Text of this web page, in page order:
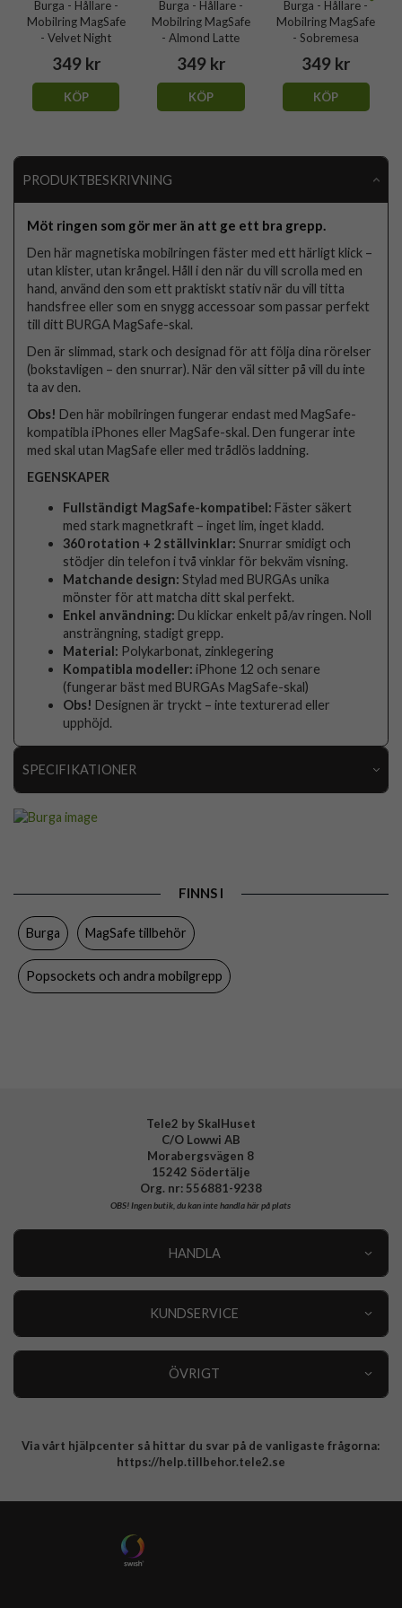
Burga - Hållare -
Mobilring MagSafe
- Velvet Night
349 kr
KÖP
Burga - Hållare -
Mobilring MagSafe
- Almond Latte
349 kr
KÖP
Burga - Hållare -
Mobilring MagSafe
- Sobremesa
349 kr
KÖP
PRODUKTBESKRIVNING
Möt ringen som gör mer än att ge ett bra grepp.
Den här magnetiska mobilringen fäster med ett härligt klick –
utan klister, utan krångel. Håll i den när du vill scrolla med en
hand, använd den som ett praktiskt stativ när du vill titta
handsfree eller som en snygg accessoar som passar perfekt
till ditt BURGA MagSafe-skal.
Den är slimmad, stark och designad för att följa dina rörelser
(bokstavligen – den snurrar). När den väl sitter på vill du inte
ta av den.
Obs! Den här mobilringen fungerar endast med MagSafe-
kompatibla iPhones eller MagSafe-skal. Den fungerar inte
med skal utan MagSafe eller med trådlös laddning.
EGENSKAPER
Fullständigt MagSafe-kompatibel: Fäster säkert
med stark magnetkraft – inget lim, inget kladd.
360 rotation + 2 ställvinklar: Snurrar smidigt och
stödjer din telefon i två vinklar för bekväm visning.
Matchande design: Stylad med BURGAs unika
mönster för att matcha ditt skal perfekt.
Enkel användning: Du klickar enkelt på/av ringen. Noll
ansträngning, stadigt grepp.
Material: Polykarbonat, zinklegering
Kompatibla modeller: iPhone 12 och senare
(fungerar bäst med BURGAs MagSafe-skal)
Obs! Designen är tryckt – inte texturerad eller
upphöjd.
SPECIFIKATIONER
Tillverkarens art nr
FINNS I
Burga MagSafe tillbehör
Popsockets och andra mobilgrepp
Tele2 by SkalHuset
C/O Lowwi AB
Morabergsvägen 8
15242 Södertälje
Org. nr: 556881-9238
OBS!Ingen butik, du kan inte handla här på plats
HANDLA
KUNDSERVICE
ÖVRIGT
Integritetspolicy
Via vårt hjälpcenter så hittar du svar på de vanligaste frågorna:
https://help.tillbehor.tele2.se